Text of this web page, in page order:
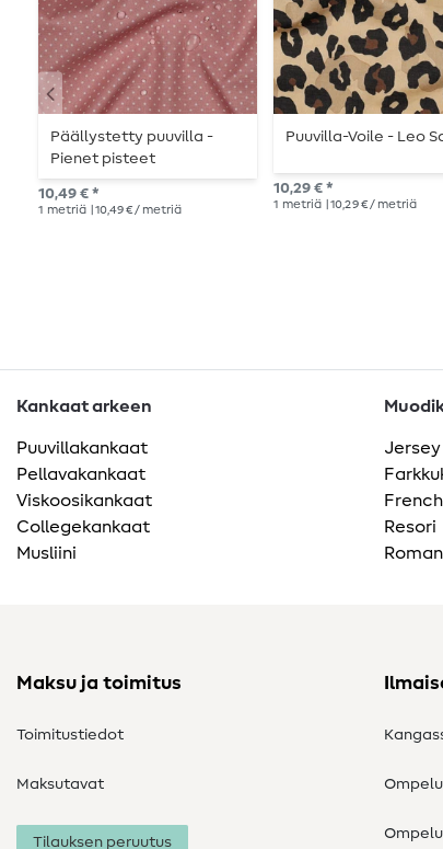
Päällystetty puuvilla -
Pienet pisteet
vaaleanpunainen
valkoinen
10,49 € *
1 metriä | 10,49 € / metriä
Puuvilla-Voile - Leo
10,29 € *
1 metriä | 10,29 € / metriä
Kankaat arkeen
Puuvillakankaat
Pellavakankaat
Viskoosikankaat
Collegekankaat
Musliini
Jersey
Resori
Maksu ja toimitus
Toimitustiedot
Maksutavat
Tilauksen peruutus